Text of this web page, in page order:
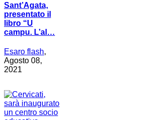
Sant’Agata,
presentato il
libro “U
campu. L’al…
Esaro flash,
Agosto 08,
2021